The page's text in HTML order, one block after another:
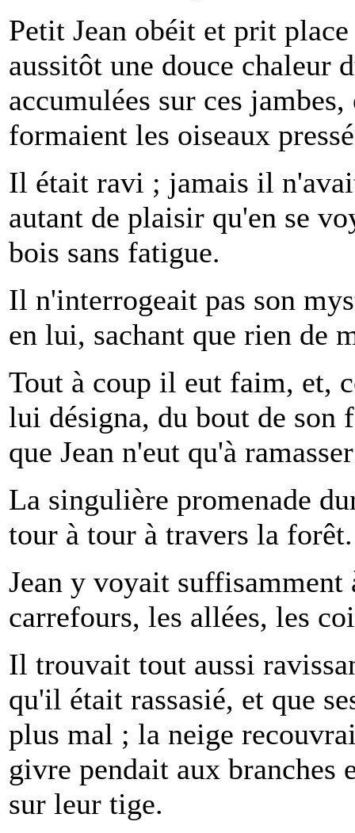
Petit Jean obéit et prit
aussitôt une douce chaleur
accumulées sur ces
formaient les oiseaux
Il était ravi ; jamais il
autant de plaisir qu'en se
bois sans fatigue.
Il n'interrogeait pas son
en lui, sachant que rien de
Tout à coup il eut faim, et,
lui désigna, du bout de son
que Jean n'eut qu'à
La singulière promenade
tour à tour à travers la forêt.
Jean y voyait suffisamment
carrefours, les allées, les
Il trouvait tout aussi
qu'il était rassasié, et que
plus mal ; la neige
givre pendait aux branches
sur leur tige.